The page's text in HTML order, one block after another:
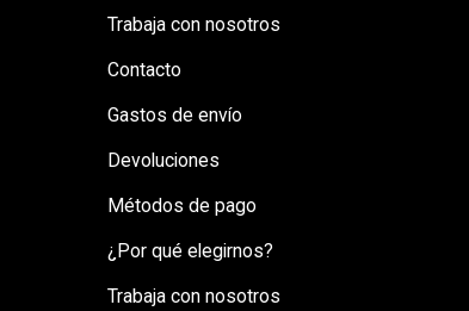
Trabaja con nosotros
Contacto
Gastos de envío
Devoluciones
Métodos de pago
¿Por qué elegirnos?
Trabaja con nosotros